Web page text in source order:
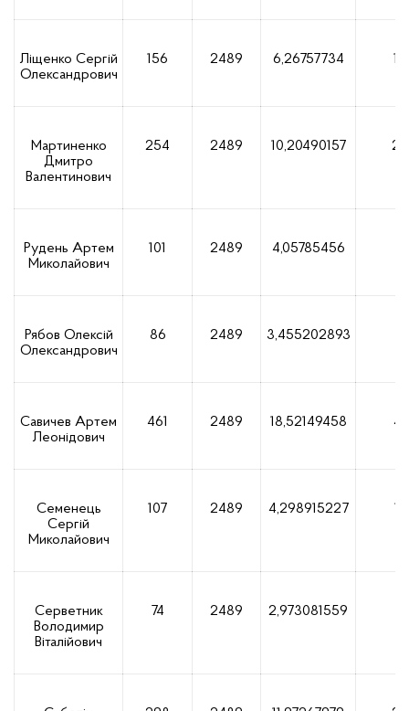
Ліщенко Сергій
Олександрович
156 2489 6,26757734
Мартиненко
Дмитро
Валентинович
254 2489 10,20490157
Рудень Артем
Миколайович
101 2489 4,05785456
Рябов Олексій
Олександрович
86 2489 3,455202893
Савичев Артем
Леонідович
461 2489 18,52149458
Семенець
Сергій
Миколайович
107 2489 4,298915227
Серветник
Володимир
Віталійович
74 2489 2,973081559